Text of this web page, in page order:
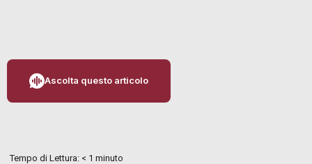
Ascolta questo articolo
Tempo di Lettura: < 1 minuto